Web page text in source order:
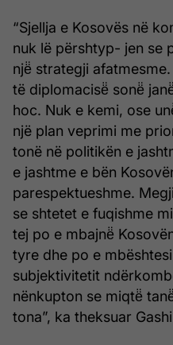
“Sjellja e Kosovës në
nuk lë përshtyp- jen se
një̈ strategji
të diplomacisë̈ sonë̈
hoc. Nuk e kemi, ose
një plan veprimi me
tonë në politikën e
e jashtme e bën
parespektueshme.
se shtetet e fuqishme
tej po e mbajnë̈
tyre dhe po e
subjektivitetit
nënkupton se miqtë̈
tona”, ka theksuar